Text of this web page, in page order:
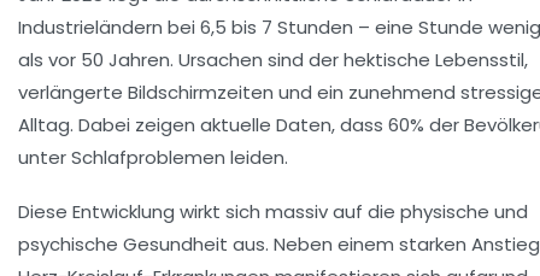
Industrieländern bei 6,5 bis 7 Stunden – eine Stunde
als vor 50 Jahren. Ursachen sind der hektische Lebensstil,
verlängerte Bildschirmzeiten und ein zunehmend
Alltag. Dabei zeigen aktuelle Daten, dass 60% der
unter Schlafproblemen leiden.
Diese Entwicklung wirkt sich massiv auf die physische und
psychische Gesundheit aus. Neben einem starken